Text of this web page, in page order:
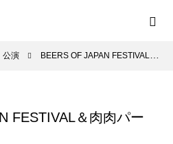
公演 BEERS OF JAPAN FESTIVAL＆肉肉パーク2025
FESTIVAL＆肉肉パー